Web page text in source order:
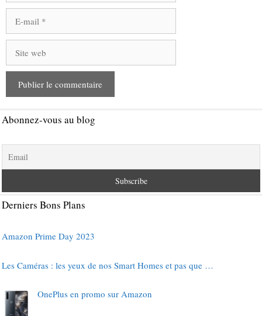
mail
web
Abonnez-vous au blog
Derniers Bons Plans
Amazon Prime Day 2023
Les Caméras : les yeux de nos Smart Homes et pas que …
OnePlus en promo sur Amazon